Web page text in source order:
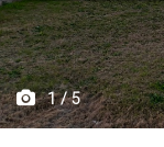
1 / 5